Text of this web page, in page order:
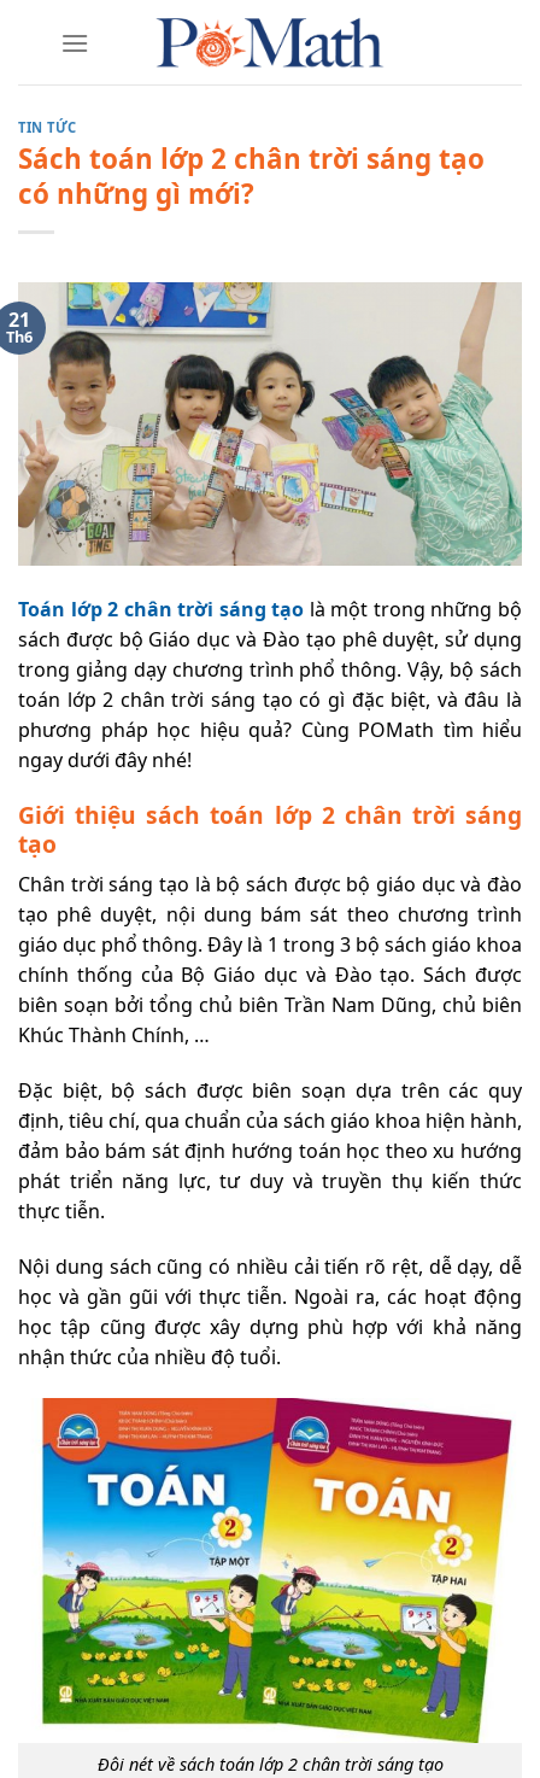
TIN TỨC
Sách toán lớp 2 chân trời sáng tạo
có những gì mới?
21
Th6
Toán lớp 2 chân trời sáng tạo là một trong những bộ
sách được bộ Giáo dục và Đào tạo phê duyệt, sử dụng
trong giảng dạy chương trình phổ thông. Vậy, bộ sách
toán lớp 2 chân trời sáng tạo có gì đặc biệt, và đâu là
phương pháp học hiệu quả? Cùng POMath tìm hiểu
ngay dưới đây nhé!
Giới thiệu sách toán lớp 2 chân trời sáng
tạo
Chân trời sáng tạo là bộ sách được bộ giáo dục và đào
tạo phê duyệt, nội dung bám sát theo chương trình
giáo dục phổ thông. Đây là 1 trong 3 bộ sách giáo khoa
chính thống của Bộ Giáo dục và Đào tạo. Sách được
biên soạn bởi tổng chủ biên Trần Nam Dũng, chủ biên
Khúc Thành Chính, …
Đặc biệt, bộ sách được biên soạn dựa trên các quy
định, tiêu chí, qua chuẩn của sách giáo khoa hiện hành,
đảm bảo bám sát định hướng toán học theo xu hướng
phát triển năng lực, tư duy và truyền thụ kiến thức
thực tiễn.
Nội dung sách cũng có nhiều cải tiến rõ rệt, dễ dạy, dễ
học và gần gũi với thực tiễn. Ngoài ra, các hoạt động
học tập cũng được xây dựng phù hợp với khả năng
nhận thức của nhiều độ tuổi.
Đôi nét về sách toán lớp 2 chân trời sáng tạo